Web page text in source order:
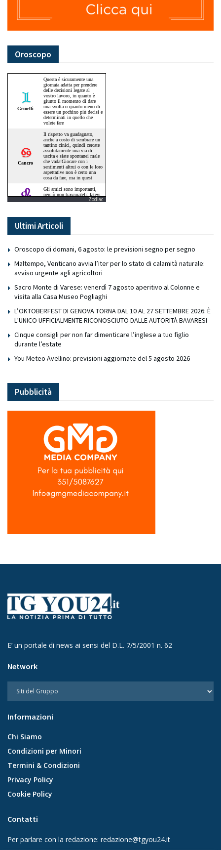
Oroscopo
Zodiac
Ultimi Articoli
Oroscopo di domani, 6 agosto: le previsioni segno per segno
Maltempo, Venticano avvia l’iter per lo stato di calamità naturale:
avviso urgente agli agricoltori
Sacro Monte di Varese: venerdì 7 agosto aperitivo al Colonne e
visita alla Casa Museo Pogliaghi
L’OKTOBERFEST DI GENOVA TORNA DAL 10 AL 27 SETTEMBRE 2026: È
L’UNICO UFFICIALMENTE RICONOSCIUTO DALLE AUTORITÀ BAVARESI
Cinque consigli per non far dimenticare l’inglese a tuo figlio
durante l’estate
You Meteo Avellino: previsioni aggiornate del 5 agosto 2026
Pubblicità
E’ un portale di news ai sensi del D.L. 7/5/2001 n. 62
Network
Informazioni
Chi Siamo
Condizioni per Minori
Termini & Condizioni
Privacy Policy
Cookie Policy
Contatti
Per parlare con la redazione: redazione@tgyou24.it